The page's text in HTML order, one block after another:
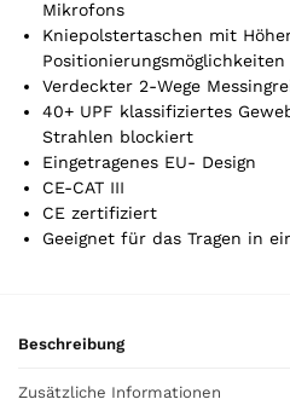
i
0
,
0
0
Mikrofons
Kniepolstertaschen mit
Positionierungsmöglichkeiten
Verdeckter 2-Wege
40+ UPF klassifiziertes
Strahlen blockiert
Eingetragenes EU- Design
CE-CAT III
CE zertifiziert
Geeignet für das Tragen in
Beschreibung
Zusätzliche Informationen